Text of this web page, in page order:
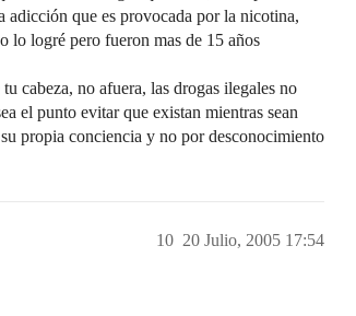
adicción que es provocada por la nicotina,
lo logré pero fueron mas de 15 años
cabeza, no afuera, las drogas ilegales no
el punto evitar que existan mientras sean
propia conciencia y no por desconocimiento
20 Julio, 2005 17:54
10